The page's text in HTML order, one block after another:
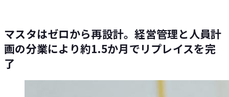
マスタはゼロから再設計。経営管理と人員計
画の分業により約1.5か月でリプレイスを完
了